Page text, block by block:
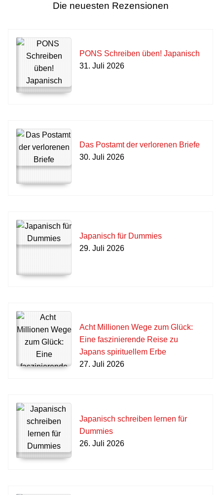
Die neuesten Rezensionen
PONS Schreiben üben! Japanisch
31. Juli 2026
Das Postamt der verlorenen Briefe
30. Juli 2026
Japanisch für Dummies
29. Juli 2026
Acht Millionen Wege zum Glück:
Eine faszinierende Reise zu
Japans spirituellem Erbe
27. Juli 2026
Japanisch schreiben lernen für
Dummies
26. Juli 2026